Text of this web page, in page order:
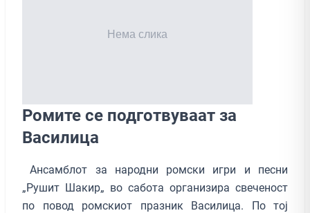
Ромите се подготвуваат за
Василица
Ансамблот за народни ромски игри и песни
„Рушит Шакир„ во сабота организира свеченост
по повод ромскиот празник Василица. По тој